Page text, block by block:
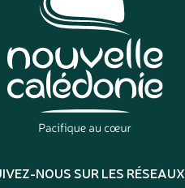
NOUS SUR LES RÉSEAUX